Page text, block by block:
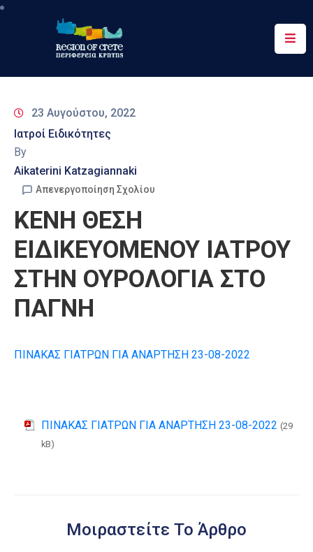
Περιφέρεια
&
Δράσεις
Ψηφιακές
Επικοινωνία
23 Αυγούστου, 2022
Ιατροί Ειδικότητες
By
Aikaterini Katzagiannaki
Απενεργοποίηση Σχολίου
ΚΕΝΗ ΘΕΣΗ
ΕΙΔΙΚΕΥΟΜΕΝΟΥ ΙΑΤΡΟΥ
ΣΤΗΝ ΟΥΡΟΛΟΓΙΑ ΣΤΟ
ΠΑΓΝΗ
ΠΙΝΑΚΑΣ ΓΙΑΤΡΩΝ ΓΙΑ ΑΝΑΡΤΗΣΗ 23-08-2022
ΠΙΝΑΚΑΣ ΓΙΑΤΡΩΝ ΓΙΑ ΑΝΑΡΤΗΣΗ 23-08-2022 (29
kB)
Μοιραστείτε Το Άρθρο